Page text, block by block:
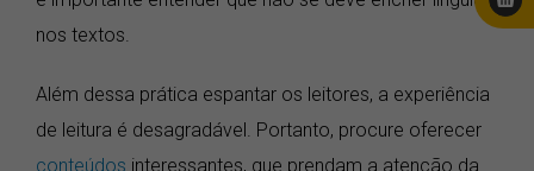
nos textos.
Além dessa prática espantar os leitores, a experiência
de leitura é desagradável. Portanto, procure oferecer
conteúdos interessantes, que prendam a atenção da